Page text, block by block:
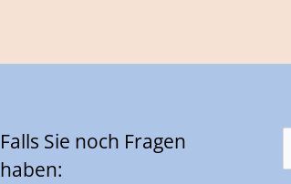
Falls Sie noch Fragen
haben: